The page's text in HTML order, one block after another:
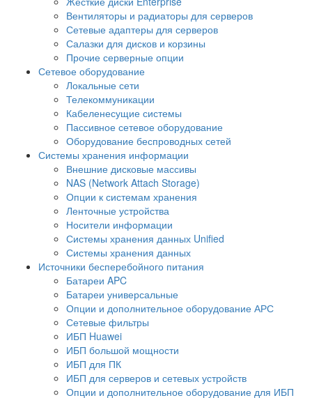
Вентиляторы и радиаторы для серверов
Сетевые адаптеры для серверов
Салазки для дисков и корзины
Прочие серверные опции
Сетевое оборудование
Локальные сети
Телекоммуникации
Кабеленесущие системы
Пассивное сетевое оборудование
Оборудование беспроводных сетей
Системы хранения информации
Внешние дисковые массивы
NAS (Network Attach Storage)
Опции к системам хранения
Ленточные устройства
Носители информации
Системы хранения данных Unified
Системы хранения данных
Источники бесперебойного питания
Батареи APC
Батареи универсальные
Опции и дополнительное оборудование АРС
Сетевые фильтры
ИБП Huawei
ИБП большой мощности
ИБП для ПК
ИБП для серверов и сетевых устройств
Опции и дополнительное оборудование для ИБП